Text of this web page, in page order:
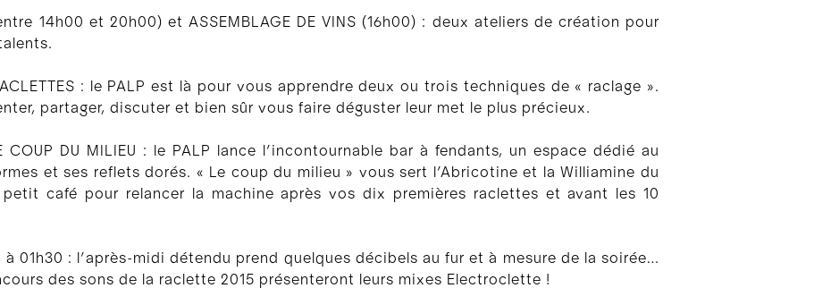
14h00 et 20h00) et ASSEMBLAGE DE VINS (16h00) : deux ateliers de création pour
RACLETTES : le PALP est là pour vous apprendre deux ou trois techniques de « raclage ».
partager, discuter et bien sûr vous faire déguster leur met le plus précieux.
COUP DU MILIEU : le PALP lance l’incontournable bar à fendants, un espace dédié au
et ses reflets dorés. « Le coup du milieu » vous sert l’Abricotine et la Williamine du
petit café pour relancer la machine après vos dix premières raclettes et avant les 10
à 01h30 : l’après-midi détendu prend quelques décibels au fur et à mesure de la soirée…
des sons de la raclette 2015 présenteront leurs mixes Electroclette !